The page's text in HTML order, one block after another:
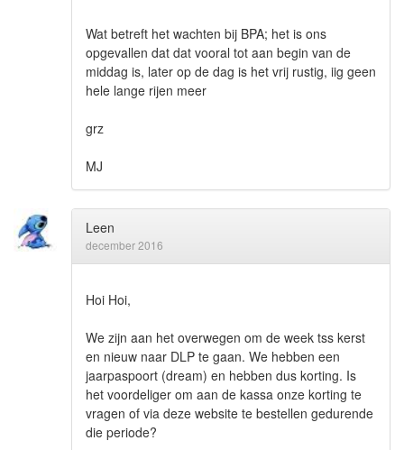
Wat betreft het wachten bij BPA; het is ons
opgevallen dat dat vooral tot aan begin van de
middag is, later op de dag is het vrij rustig, iig geen
hele lange rijen meer
grz
MJ
Leen
december 2016
Hoi Hoi,
We zijn aan het overwegen om de week tss kerst
en nieuw naar DLP te gaan. We hebben een
jaarpaspoort (dream) en hebben dus korting. Is
het voordeliger om aan de kassa onze korting te
vragen of via deze website te bestellen gedurende
die periode?